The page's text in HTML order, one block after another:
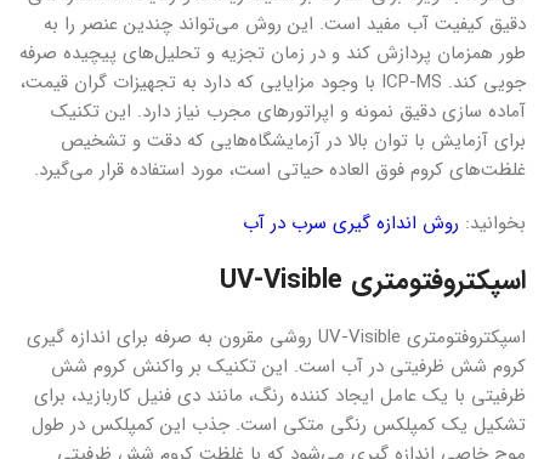
دقیق کیفیت آب مفید است. این روش می‌تواند چندین عنصر را به
طور همزمان پردازش کند و در زمان تجزیه و تحلیل‌های پیچیده صرفه
جویی کند. ICP-MS با وجود مزایایی که دارد به تجهیزات گران قیمت،
آماده سازی دقیق نمونه و اپراتورهای مجرب نیاز دارد. این تکنیک
برای آزمایش با توان بالا در آزمایشگاه‌هایی که دقت و تشخیص
غلظت‌های کروم فوق العاده حیاتی است، مورد استفاده قرار می‌گیرد.
بخوانید: روش اندازه گیری سرب در آب
اسپکتروفتومتری UV-Visible
اسپکتروفتومتری UV-Visible روشی مقرون به صرفه برای اندازه گیری
کروم شش ظرفیتی در آب است. این تکنیک بر واکنش کروم شش
ظرفیتی با یک عامل ایجاد کننده رنگ، مانند دی فنیل کاربازید، برای
تشکیل یک کمپلکس رنگی متکی است. جذب این کمپلکس در طول